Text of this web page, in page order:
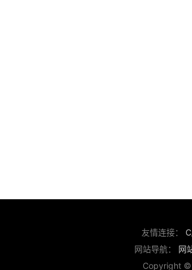
友情连接：
网站导航： 网
Copyright ©